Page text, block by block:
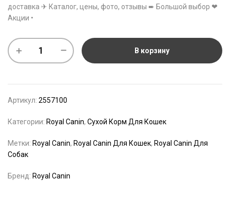
доставка ✈ Каталог, цены, фото, отзывы ➨ Большой выбор ❤
Акции •
В корзину
Артикул: 2557100
Категории: Royal Canin, Сухой Корм Для Кошек
Метки: Royal Canin, Royal Canin Для Кошек, Royal Canin Для
Собак
Бренд: Royal Canin